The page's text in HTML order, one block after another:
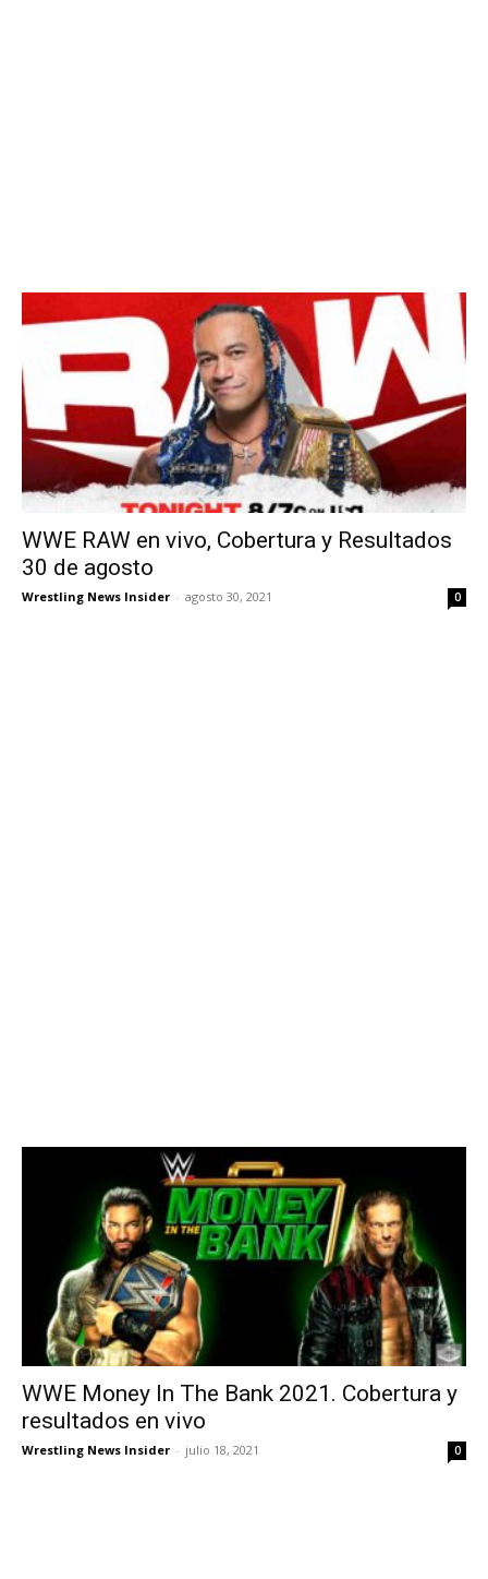
WWE RAW en vivo, Cobertura y Resultados
30 de agosto
Wrestling News Insider - agosto 30, 2021 0
WWE Money In The Bank 2021. Cobertura y
resultados en vivo
Wrestling News Insider - julio 18, 2021 0